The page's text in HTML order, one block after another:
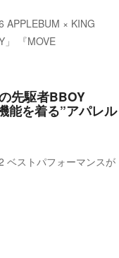
× KING
」 『MOVE
先駆者BBOY
能を着る”アパレル
ストパフォーマンスが